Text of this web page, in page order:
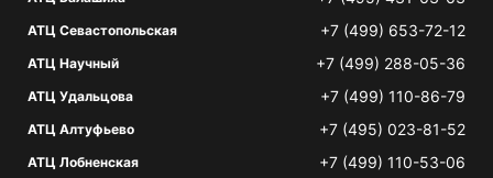
АТЦ Севастопольская +7 (499) 653-72-12
АТЦ Научный +7 (499) 288-05-36
АТЦ Удальцова +7 (499) 110-86-79
АТЦ Алтуфьево +7 (495) 023-81-52
АТЦ Лобненская +7 (499) 110-53-06